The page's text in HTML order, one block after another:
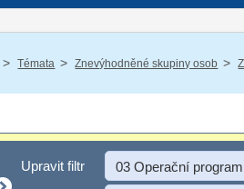
/ Témata / Znevýhodněné skupiny osob /
Upravit filtr
Upravit filtr 03 Operační